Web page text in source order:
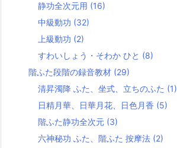
静功全次元用 (16)
中級動功 (32)
上級動功 (2)
すわいしょう・そわか ひと (8)
階ふた段階の録音教材 (29)
清昇濁降 ふた、坐式、立ちのふた (1)
日精月華、日華月花、日色月香 (5)
階ふた静功全次元 (3)
六神秘功 ふた、階ふた 按摩法 (2)